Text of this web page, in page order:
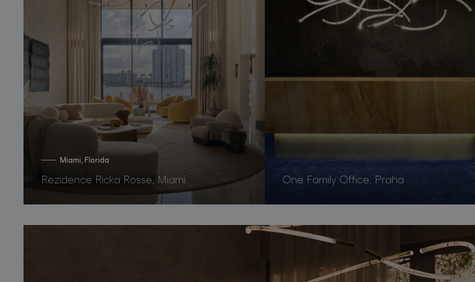
Miami, Florida
Rezidence Ricka Rosse, Miami One Family Office, Praha